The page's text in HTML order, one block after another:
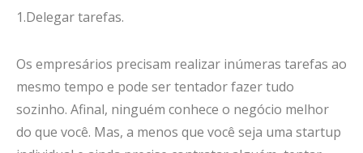
1.Delegar tarefas.
Os empresários precisam realizar inúmeras tarefas ao
mesmo tempo e pode ser tentador fazer tudo
sozinho. Afinal, ninguém conhece o negócio melhor
do que você. Mas, a menos que você seja uma startup